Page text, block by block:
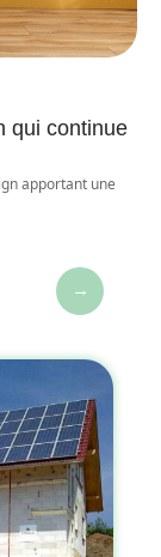
qui continue
apportant une